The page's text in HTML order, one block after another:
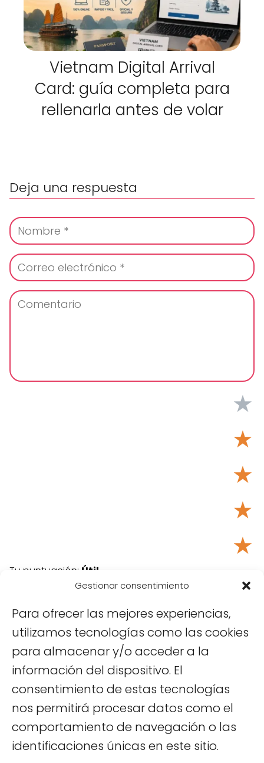
Gestionar consentimiento
Para ofrecer las mejores experiencias,
utilizamos tecnologías como las cookies
para almacenar y/o acceder a la
información del dispositivo. El
consentimiento de estas tecnologías
nos permitirá procesar datos como el
comportamiento de navegación o las
identificaciones únicas en este sitio.
Vietnam Digital Arrival
Card: guía completa para
rellenarla antes de volar
Deja una respuesta
★
★
★
★
★
Tu puntuación: Útil
Viajar a Vietnam Consejos para Viajar a Vietnam
Viajar
a Vietnam con bebés: consejos y recomendaciones